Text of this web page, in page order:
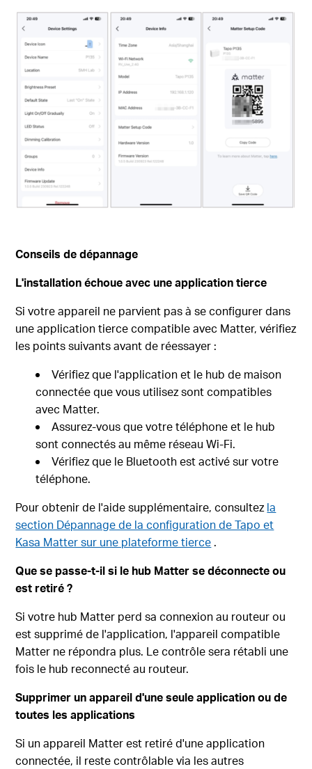
Conseils de dépannage
L'installation échoue avec une application tierce
Si votre appareil ne parvient pas à se configurer dans
une application tierce compatible avec Matter, vérifiez
les points suivants avant de réessayer :
Vérifiez que l'application et le hub de maison
connectée que vous utilisez sont compatibles
avec Matter.
Assurez-vous que votre téléphone et le hub
sont connectés au même réseau Wi-Fi.
Vérifiez que le Bluetooth est activé sur votre
téléphone.
Pour obtenir de l'aide supplémentaire, consultezla
section Dépannage de la configuration de Tapo et
Kasa Matter sur une plateforme tierce .
Que se passe-t-il si le hub Matter se déconnecte ou
est retiré ?
Si votre hub Matter perd sa connexion au routeur ou
est supprimé de l'application, l'appareil compatible
Matter ne répondra plus. Le contrôle sera rétabli une
fois le hub reconnecté au routeur.
Supprimer un appareil d'une seule application ou de
toutes les applications
Si un appareil Matter est retiré d'une application
connectée, il reste contrôlable via les autres